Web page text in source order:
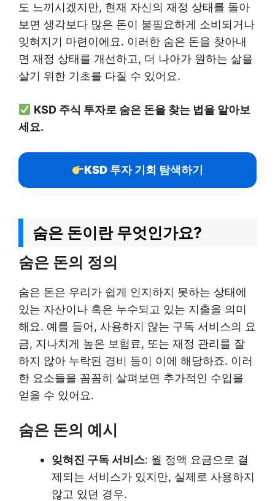
도 느끼시겠지만, 현재 자신의 재정 상태를 돌아
보면 생각보다 많은 돈이 불필요하게 소비되거나
잊혀지기 마련이에요. 이러한 숨은 돈을 찾아내
면 재정 상태를 개선하고, 더 나아가 원하는 삶을
살기 위한 기초를 다질 수 있어요.
KSD 주식 투자로 숨은 돈을 찾는 법을 알아보
세요.
KSD 투자 기회 탐색하기
숨은 돈이란 무엇인가요?
숨은 돈의 정의
숨은 돈은 우리가 쉽게 인지하지 못하는 상태에
있는 자산이나 혹은 누수되고 있는 지출을 의미
해요. 예를 들어, 사용하지 않는 구독 서비스의 요
금, 지나치게 높은 보험료, 또는 재정 관리를 잘
하지 않아 누락된 경비 등이 이에 해당하죠. 이러
한 요소들을 꼼꼼히 살펴보면 추가적인 수입을
얻을 수 있어요.
숨은 돈의 예시
잊혀진 구독 서비스: 월 정액 요금으로 결
제되는 서비스가 있지만, 실제로 사용하지
않고 있던 경우.